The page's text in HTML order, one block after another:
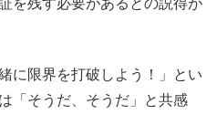
に限界を打破しよう！」とい
「そうだ、そうだ」と共感